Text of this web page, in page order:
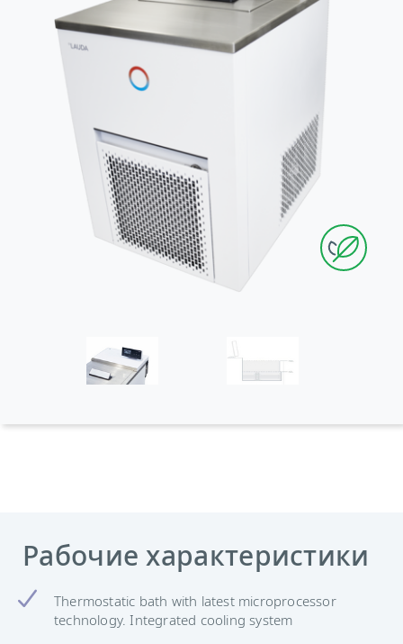
Рабочие характеристики
Thermostatic bath with latest microprocessor
technology. Integrated cooling system